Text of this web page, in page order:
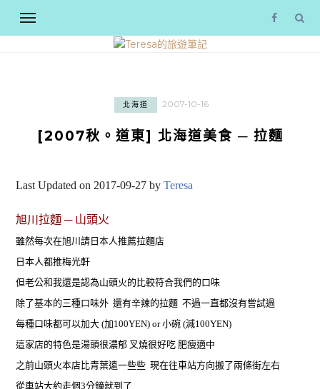
北海道 2007-10-16
[2007秋。道東] 北海道美食 ─ 拉麵
Last Updated on 2017-09-27 byTeresa
旭川拉麵 ─ 山頭火
雖然每次在旭川請日本人推薦拉麵店
日本人都推梅光軒
但老公和我還是認為山頭火的比較符合我們的口味
除了基本的三種口味外 還有辛辣的拉麵 不過一直都沒有嘗試過
每種口味都可以加大 (加100YEN) or 小碗 (減100YEN)
這家店的特色是湯頭很濃郁 叉燒很好吃 肥瘦適中
之前山頭火本店比青葉遠一些些 現在往車站方向搬了兩條街左右
從車站大約走個3分鐘就到了